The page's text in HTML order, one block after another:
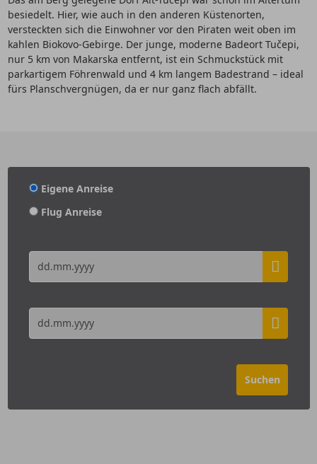
besiedelt. Hier, wie auch in den anderen Küstenorten,
versteckten sich die Einwohner vor den Piraten weit oben im
kahlen Biokovo-Gebirge. Der junge, moderne Badeort Tučepi,
nur 5 km von Makarska entfernt, ist ein Schmuckstück mit
parkartigem Föhrenwald und 4 km langem Badestrand – ideal
fürs Planschvergnügen, da er nur ganz flach abfällt.
Eigene Anreise
Flug Anreise